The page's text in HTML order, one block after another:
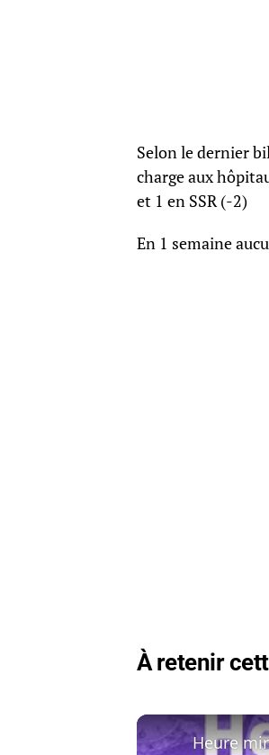
Selon le dernier
charge aux
et 1 en SSR (-2)
En 1 semaine
À retenir